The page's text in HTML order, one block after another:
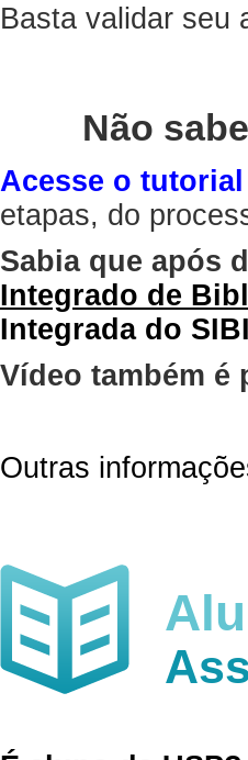
Basta validar seu
Não
Acesse o tutorial
etapas, do
Sabia que após
Integrado de
Integrada do
Vídeo também
Outras